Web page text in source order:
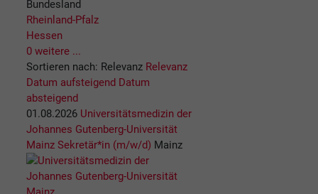
Bundesland
Rheinland-Pfalz
Hessen
0 weitere ...
Sortieren nach: Relevanz Relevanz
Datum aufsteigend Datum
absteigend
01.08.2026 Universitätsmedizin der
Johannes Gutenberg-Universität
Mainz Sekretär*in (m/w/d) Mainz